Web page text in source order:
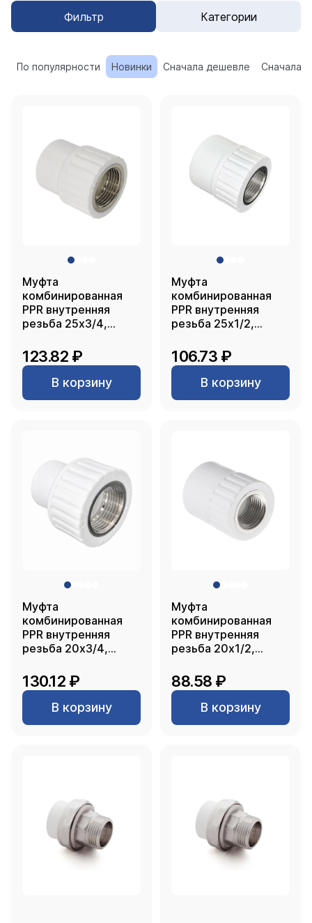
Фильтр Категории
По популярности Новинки Сначала дешевле Сначала
Муфта
комбинированная
PPR внутренняя
резьба 25х3/4,
123.82 ₽
В корзину
Муфта
комбинированная
PPR внутренняя
резьба 25х1/2,
106.73 ₽
В корзину
Муфта
комбинированная
PPR внутренняя
резьба 20х3/4,
130.12 ₽
В корзину
Муфта
комбинированная
PPR внутренняя
резьба 20х1/2,
88.58 ₽
В корзину